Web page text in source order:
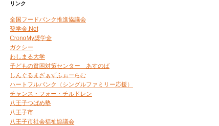
リンク
全国フードバンク推進協議会
奨学金.Net
CronoMy奨学金
ガクシー
わしまる大学
子どもの貧困対策センター あすのば
しんぐるまざぁずふぉーらむ
ハートフルバンク（シングルファミリー応援）
チャンス・フォー・チルドレン
八王子つばめ塾
八王子市
八王子市社会福祉協議会